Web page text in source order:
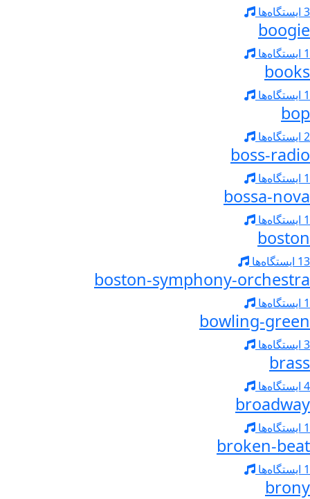
3 ایستگاه‌ها
boogie
1 ایستگاه‌ها
books
1 ایستگاه‌ها
bop
2 ایستگاه‌ها
boss-radio
1 ایستگاه‌ها
bossa-nova
1 ایستگاه‌ها
boston
13 ایستگاه‌ها
boston-symphony-orchestra
1 ایستگاه‌ها
bowling-green
3 ایستگاه‌ها
brass
4 ایستگاه‌ها
broadway
1 ایستگاه‌ها
broken-beat
1 ایستگاه‌ها
brony